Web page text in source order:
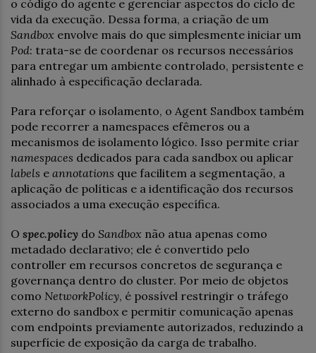
o código do agente e gerenciar aspectos do ciclo de
vida da execução. Dessa forma, a criação de um
Sandbox envolve mais do que simplesmente iniciar um
Pod: trata-se de coordenar os recursos necessários
para entregar um ambiente controlado, persistente e
alinhado à especificação declarada.
Para reforçar o isolamento, o Agent Sandbox também
pode recorrer a namespaces efêmeros ou a
mecanismos de isolamento lógico. Isso permite criar
namespaces dedicados para cada sandbox ou aplicar
labels e annotations que facilitem a segmentação, a
aplicação de políticas e a identificação dos recursos
associados a uma execução específica.
O spec.policy do Sandbox não atua apenas como
metadado declarativo; ele é convertido pelo
controller em recursos concretos de segurança e
governança dentro do cluster. Por meio de objetos
como NetworkPolicy, é possível restringir o tráfego
externo do sandbox e permitir comunicação apenas
com endpoints previamente autorizados, reduzindo a
superfície de exposição da carga de trabalho.